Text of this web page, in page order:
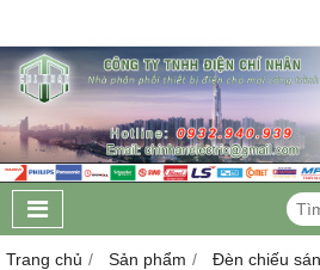
Trang chủ Sản phẩm Đèn chiếu